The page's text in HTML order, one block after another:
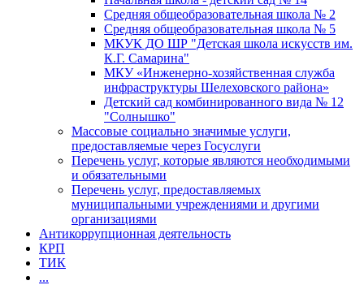
Средняя общеобразовательная школа № 2
Средняя общеобразовательная школа № 5
МКУК ДО ШР "Детская школа искусств им.
К.Г. Самарина"
МКУ «Инженерно-хозяйственная служба
инфраструктуры Шелеховского района»
Детский сад комбинированного вида № 12
"Солнышко"
Массовые социально значимые услуги,
предоставляемые через Госуслуги
Перечень услуг, которые являются необходимыми
и обязательными
Перечень услуг, предоставляемых
муниципальными учреждениями и другими
организациями
Антикоррупционная деятельность
КРП
ТИК
...